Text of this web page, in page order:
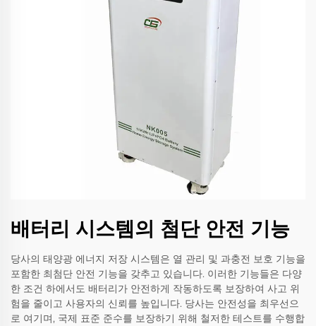
배터리 시스템의 첨단 안전 기능
당사의 태양광 에너지 저장 시스템은 열 관리 및 과충전 보호 기능을
포함한 최첨단 안전 기능을 갖추고 있습니다. 이러한 기능들은 다양
한 조건 하에서도 배터리가 안전하게 작동하도록 보장하여 사고 위
험을 줄이고 사용자의 신뢰를 높입니다. 당사는 안전성을 최우선으
로 여기며, 국제 표준 준수를 보장하기 위해 철저한 테스트를 수행합